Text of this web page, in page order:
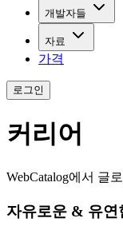
개발자들
자료
가격
로그인
커리어
WebCatalog에서 글
자유로운 & 유연